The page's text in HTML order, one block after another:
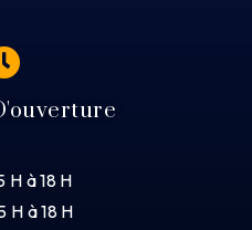
H à 18 H
H à 18 H